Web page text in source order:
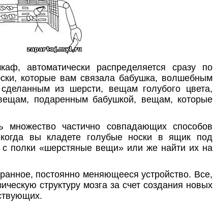
автоматически распределяется сразу по
которые вам связала бабушка, волшебным
из шерсти, вещам голубого цвета,
подаренным бабушкой, вещам, которые
частично совпадающих способов
вы кладете голубые носки в ящик под
полки «шерстяные вещи» или же найти их на
постоянно меняющееся устройство. Все,
структуру мозга за счет создания новых